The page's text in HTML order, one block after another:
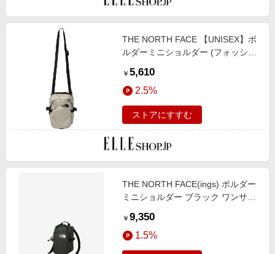
THE NORTH FACE 【UNISEX】ボ
ルダーミニショルダー (フォッシル
ス ELLE SHOP
￥ 5,610
2.5%
ストアにすすむ
THE NORTH FACE(ings) ボルダー
ミニショルダー ブラック ワンサイ
￥ 9,350
1.5%